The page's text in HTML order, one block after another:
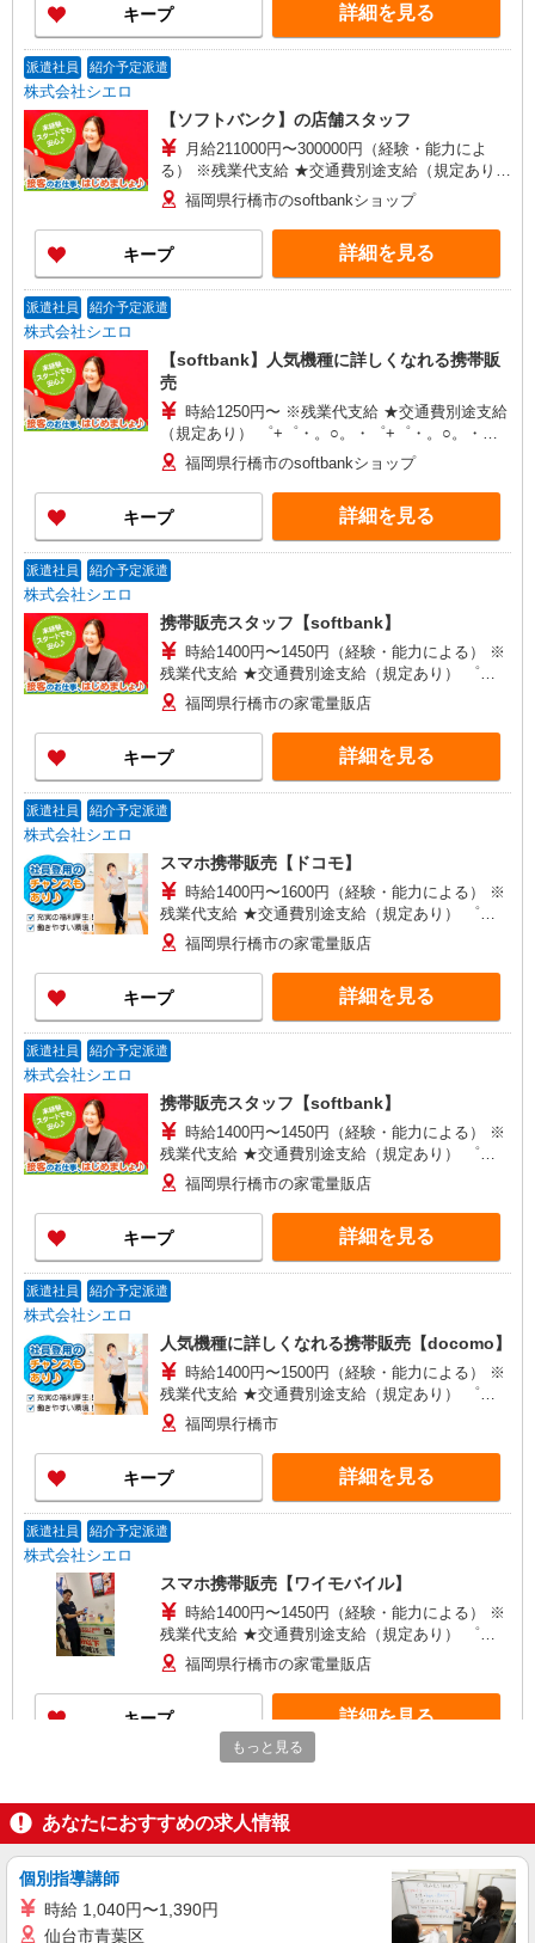
有）★ ゜・。○。・゜+゜・。○。・゜+゜
キープ 詳細を見る
派遣社員 紹介予定派遣
株式会社シエロ
【ソフトバンク】の店舗スタッフ
月給211000円〜300000円（経験・能力によ
る） ※残業代支給 ★交通費別途支給（規定あり）
゜+゜・。○。・゜+゜・。○。・゜+゜ 入社祝い金
10万円支給(規定有) お友達を紹介頂くと, インセン
ティブ支給(規定有) ゜・。○。・゜+゜・。
○。・゜+゜
福岡県行橋市のsoftbankショップ
キープ 詳細を見る
派遣社員 紹介予定派遣
株式会社シエロ
【softbank】人気機種に詳しくなれる携帯販
売
時給1250円〜 ※残業代支給 ★交通費別途支給
（規定あり） ゜+゜・。○。・゜+゜・。○。・゜
+゜ 入社祝い金10万円支給(規定有) お友達を紹介
頂くと, インセンティブ支給(規定有) ★月2回払
い・週払い可能（規程有）★ ゜・。○。・゜
+゜・。○。・゜+゜
福岡県行橋市のsoftbankショップ
キープ 詳細を見る
派遣社員 紹介予定派遣
株式会社シエロ
携帯販売スタッフ【softbank】
時給1400円〜1450円（経験・能力による） ※
残業代支給 ★交通費別途支給（規定あり） ゜
+゜・。○。・゜+゜・。○。・゜+゜ 入社祝い金10
万円支給(規定有) お友達を紹介頂くと, インセンテ
ィブ支給(規定有) ★月2回払い・週払い可能（規程
有）★ ゜・。○。・゜+゜・。○。・゜+゜
福岡県行橋市の家電量販店
キープ 詳細を見る
派遣社員 紹介予定派遣
株式会社シエロ
スマホ携帯販売【ドコモ】
時給1400円〜1600円（経験・能力による） ※
残業代支給 ★交通費別途支給（規定あり） ゜
+゜・。○。・゜+゜・。○。・゜+゜ 入社祝い金10
万円支給(規定有) お友達を紹介頂くと, インセンテ
ィブ支給(規定有) ★月2回払い・週払い可能（規程
有）★ ゜・。○。・゜+゜・。○。・゜+゜
福岡県行橋市の家電量販店
キープ 詳細を見る
派遣社員 紹介予定派遣
株式会社シエロ
携帯販売スタッフ【softbank】
時給1400円〜1450円（経験・能力による） ※
残業代支給 ★交通費別途支給（規定あり） ゜
+゜・。○。・゜+゜・。○。・゜+゜ 入社祝い金10
万円支給(規定有) お友達を紹介頂くと, インセンテ
ィブ支給(規定有) ★月2回払い・週払い可能（規程
有）★ ゜・。○。・゜+゜・。○。・゜+゜
福岡県行橋市の家電量販店
キープ 詳細を見る
派遣社員 紹介予定派遣
株式会社シエロ
人気機種に詳しくなれる携帯販売【docomo】
時給1400円〜1500円（経験・能力による） ※
残業代支給 ★交通費別途支給（規定あり） ゜
+゜・。○。・゜+゜・。○。・゜+゜ 入社祝い金10
万円支給(規定有) お友達を紹介頂くと, インセンテ
ィブ支給(規定有) ★月2回払い・週払い可能（規程
有）★ ゜・。○。・゜+゜・。○。・゜+゜
福岡県行橋市
キープ 詳細を見る
派遣社員 紹介予定派遣
株式会社シエロ
スマホ携帯販売【ワイモバイル】
時給1400円〜1450円（経験・能力による） ※
残業代支給 ★交通費別途支給（規定あり） ゜
+゜・。○。・゜+゜・。○。・゜+゜ 入社祝い金10
万円支給(規定有) お友達を紹介頂くと, インセンテ
ィブ支給(規定有) ★月2回払い・週払い可能（規程
有）★ ゜・。○。・゜+゜・。○。・゜+゜
福岡県行橋市の家電量販店
キープ 詳細を見る
家電量販店内の携帯販売スタッフ
月給 247,340円 〜 247,340円 試用期間なし ※
経験・能力による 【試用期間】時給 0 円 〜 0 円
■ソフトバンク販売契約社員【行橋市エリア】
もっと見る
あなたにおすすめの求人情報
個別指導講師
時給 1,040円〜1,390円
仙台市青葉区